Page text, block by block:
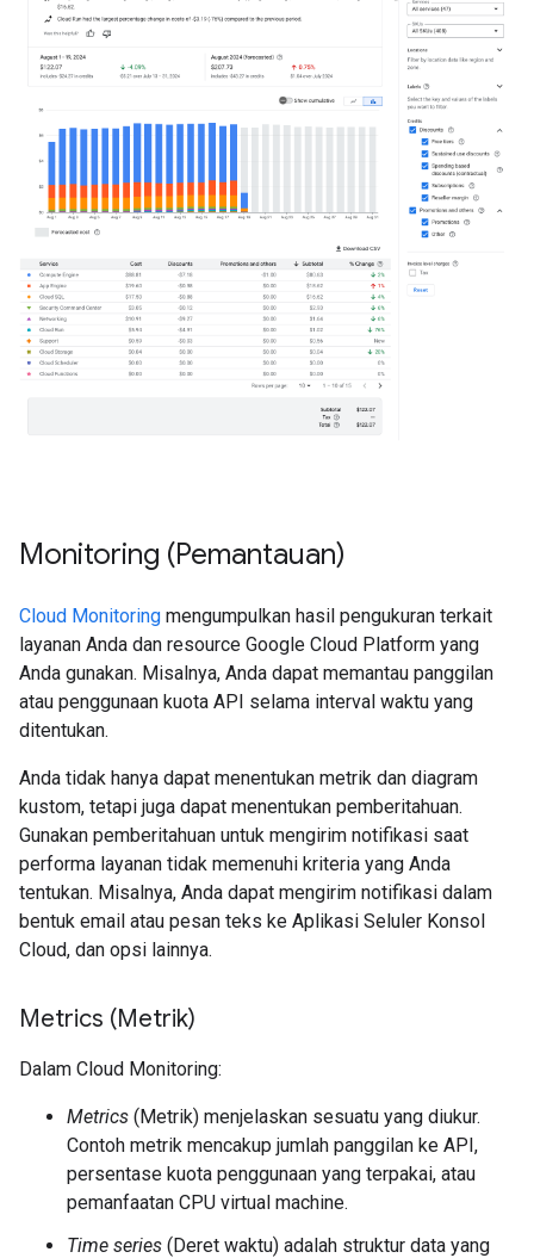
Monitoring (Pemantauan)
Cloud Monitoring mengumpulkan hasil pengukuran terkait
layanan Anda dan resource Google Cloud Platform yang
Anda gunakan. Misalnya, Anda dapat memantau panggilan
atau penggunaan kuota API selama interval waktu yang
ditentukan.
Anda tidak hanya dapat menentukan metrik dan diagram
kustom, tetapi juga dapat menentukan pemberitahuan.
Gunakan pemberitahuan untuk mengirim notifikasi saat
performa layanan tidak memenuhi kriteria yang Anda
tentukan. Misalnya, Anda dapat mengirim notifikasi dalam
bentuk email atau pesan teks ke Aplikasi Seluler Konsol
Cloud, dan opsi lainnya.
Metrics (Metrik)
Dalam Cloud Monitoring:
Metrics (Metrik) menjelaskan sesuatu yang diukur.
Contoh metrik mencakup jumlah panggilan ke API,
persentase kuota penggunaan yang terpakai, atau
pemanfaatan CPU virtual machine.
Time series (Deret waktu) adalah struktur data yang